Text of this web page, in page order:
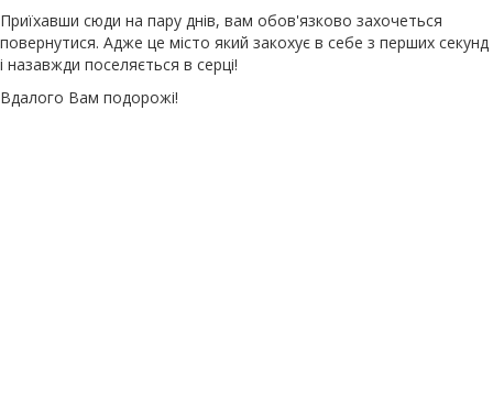
Приїхавши сюди на пару днів, вам обов'язково захочеться
повернутися. Адже це місто який закохує в себе з перших секунд
і назавжди поселяється в серці!
Вдалого Вам подорожі!